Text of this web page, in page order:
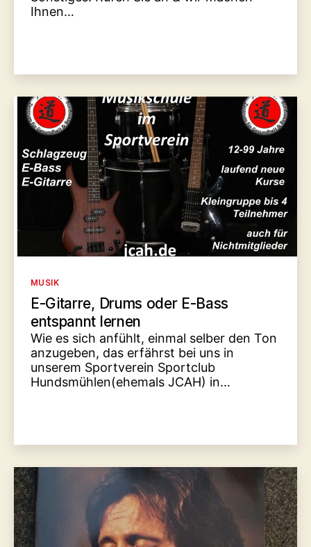
Ihnen…
Kategorien
MUSIK
E-Gitarre, Drums oder E-Bass
entspannt lernen
Wie es sich anfühlt, einmal selber den Ton
anzugeben, das erfährst bei uns in
unserem Sportverein Sportclub
Hundsmühlen(ehemals JCAH) in…